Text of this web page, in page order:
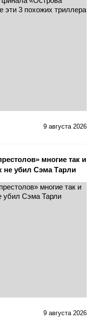
9 августа 2026
многие так и
не убил Сэма Тарли
9 августа 2026